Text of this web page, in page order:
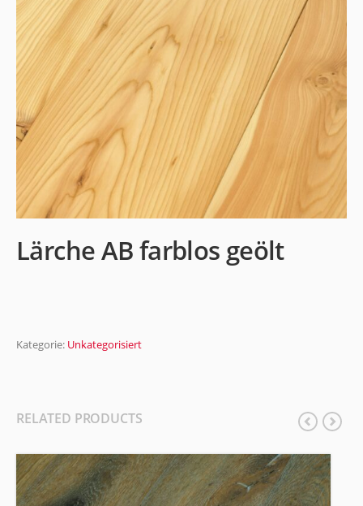
Lärche AB farblos geölt
Kategorie: Unkategorisiert
RELATED PRODUCTS